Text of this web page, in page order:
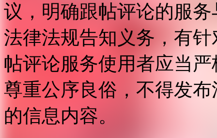
议，明确跟帖评论的服
法律法规告知义务，有
帖评论服务使用者应当
尊重公序良俗，不得发
的信息内容。